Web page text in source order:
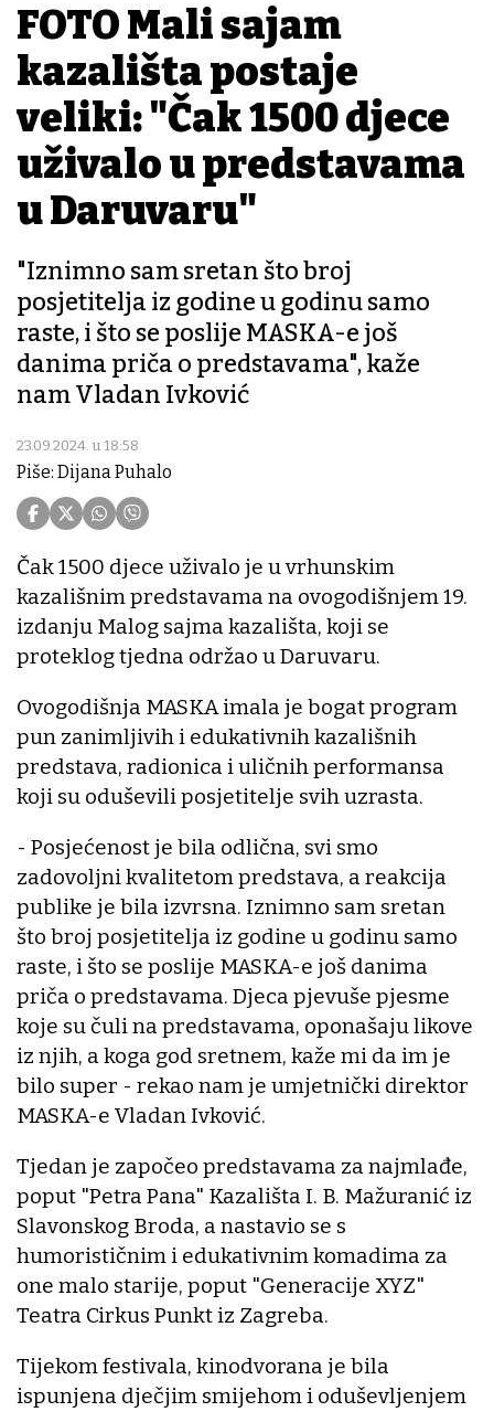
FOTO Mali sajam
kazališta postaje
veliki: "Čak 1500 djece
uživalo u predstavama
u Daruvaru"
"Iznimno sam sretan što broj
posjetitelja iz godine u godinu samo
raste, i što se poslije MASKA-e još
danima priča o predstavama", kaže
nam Vladan Ivković
23.09.2024. u 18:58
Piše: Dijana Puhalo
Čak 1500 djece uživalo je u vrhunskim
kazališnim predstavama na ovogodišnjem 19.
izdanju Malog sajma kazališta, koji se
proteklog tjedna održao u Daruvaru.
Ovogodišnja MASKA imala je bogat program
pun zanimljivih i edukativnih kazališnih
predstava, radionica i uličnih performansa
koji su oduševili posjetitelje svih uzrasta.
- Posjećenost je bila odlična, svi smo
zadovoljni kvalitetom predstava, a reakcija
publike je bila izvrsna. Iznimno sam sretan
što broj posjetitelja iz godine u godinu samo
raste, i što se poslije MASKA-e još danima
priča o predstavama. Djeca pjevuše pjesme
koje su čuli na predstavama, oponašaju likove
iz njih, a koga god sretnem, kaže mi da im je
bilo super - rekao nam je umjetnički direktor
MASKA-e Vladan Ivković.
Tjedan je započeo predstavama za najmlađe,
poput "Petra Pana" Kazališta I. B. Mažuranić iz
Slavonskog Broda, a nastavio se s
humorističnim i edukativnim komadima za
one malo starije, poput "Generacije XYZ"
Teatra Cirkus Punkt iz Zagreba.
Tijekom festivala, kinodvorana je bila
ispunjena dječjim smijehom i oduševljenjem